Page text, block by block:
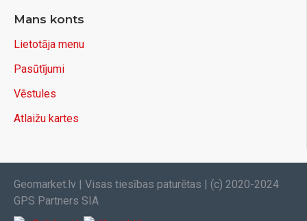
Mans konts
Lietotāja menu
Pasūtījumi
Vēstules
Atlaižu kartes
Geomarket.lv | Visas tiesības paturētas | (c) 2020-2024
GPS Partners SIA